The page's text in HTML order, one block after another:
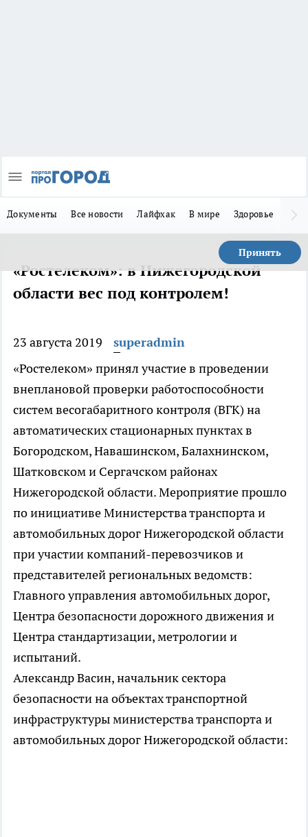
Документы Все новости Лайфхак В мире Здоровье
Принять
«Ростелеком»: в Нижегородской
области вес под контролем!
23 августа 2019
superadmin
«Ростелеком» принял участие в проведении
внеплановой проверки работоспособности
систем весогабаритного контроля (ВГК) на
автоматических стационарных пунктах в
Богородском, Навашинском, Балахнинском,
Шатковском и Сергачском районах
Нижегородской области. Мероприятие прошло
по инициативе Министерства транспорта и
автомобильных дорог Нижегородской области
при участии компаний-перевозчиков и
представителей региональных ведомств:
Главного управления автомобильных дорог,
Центра безопасности дорожного движения и
Центра стандартизации, метрологии и
испытаний.
Александр Васин, начальник сектора
безопасности на объектах транспортной
инфраструктуры министерства транспорта и
автомобильных дорог Нижегородской области: